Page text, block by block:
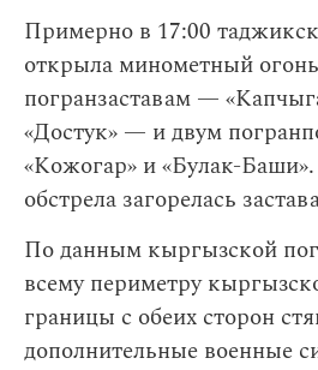
Примерно в 17:00
открыла минометный
погранзаставам —
«Достук» — и двум
«Кожогар» и «Булак-Баши».
обстрела загорелась
По данным кыргызской
всему периметру
границы с обеих сторон
дополнительные военные